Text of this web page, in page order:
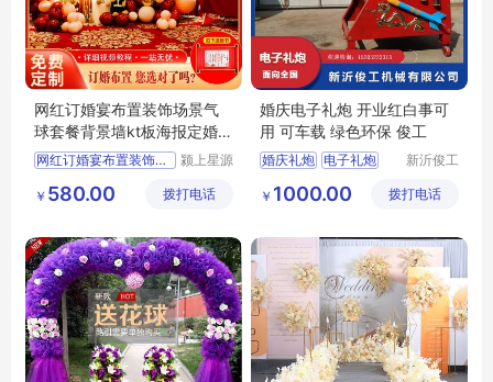
网红订婚宴布置装饰场景气
球套餐背景墙kt板海报定婚酒
店现场用品
网红订婚宴布置装饰场景气
颍上星源
有限公司
￥ 580.00 拨打电话
婚庆电子礼炮 开业红白事可
用 可车载 绿色环保 俊工
婚庆礼炮 电子礼炮
婚庆礼炮厂家
新沂俊工
公司
￥ 1000.00 拨打电话